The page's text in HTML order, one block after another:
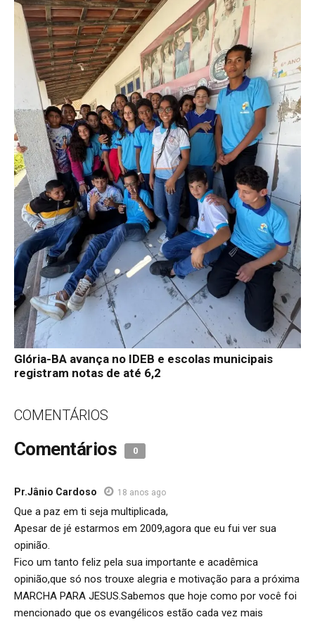
Glória-BA avança no IDEB e escolas municipais
registram notas de até 6,2
COMENTÁRIOS
Comentários 0
Pr.Jânio Cardoso 18 anos ago
Que a paz em ti seja multiplicada,
Apesar de jé estarmos em 2009,agora que eu fui ver sua
opinião.
Fico um tanto feliz pela sua importante e acadêmica
opinião,que só nos trouxe alegria e motivação para a próxima
MARCHA PARA JESUS.Sabemos que hoje como por você foi
mencionado que os evangélicos estão cada vez mais